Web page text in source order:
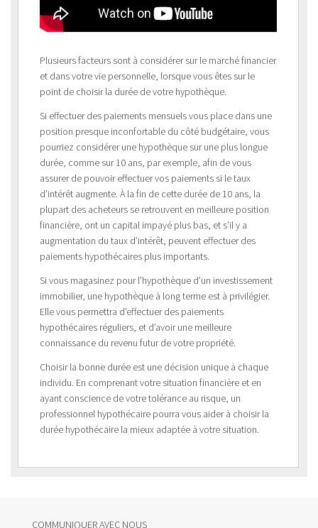
Plusieurs facteurs sont à considérer sur le marché financier
et dans votre vie personnelle, lorsque vous êtes sur le
point de choisir la durée de votre hypothèque.
Si effectuer des paiements mensuels vous place dans une
position presque inconfortable du côté budgétaire, vous
pourriez considérer une hypothèque sur une plus longue
durée, comme sur 10 ans, par exemple, afin de vous
assurer de pouvoir effectuer vos paiements si le taux
d’intérêt augmente. À la fin de cette durée de 10 ans, la
plupart des acheteurs se retrouvent en meilleure position
financière, ont un capital impayé plus bas, et s’il y a
augmentation du taux d’intérêt, peuvent effectuer des
paiements hypothécaires plus importants.
Si vous magasinez pour l’hypothèque d’un investissement
immobilier, une hypothèque à long terme est à privilégier.
Elle vous permettra d’effectuer des paiements
hypothécaires réguliers, et d’avoir une meilleure
connaissance du revenu futur de votre propriété.
Choisir la bonne durée est une décision unique à chaque
individu. En comprenant votre situation financière et en
ayant conscience de votre tolérance au risque, un
professionnel hypothécaire pourra vous aider à choisir la
durée hypothécaire la mieux adaptée à votre situation.
COMMUNIQUER AVEC NOUS